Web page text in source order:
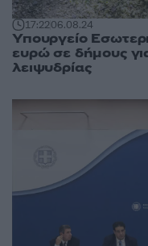
17:2206.08.24
Υπουργείο
ευρώ σε δήμους
λειψυδρίας